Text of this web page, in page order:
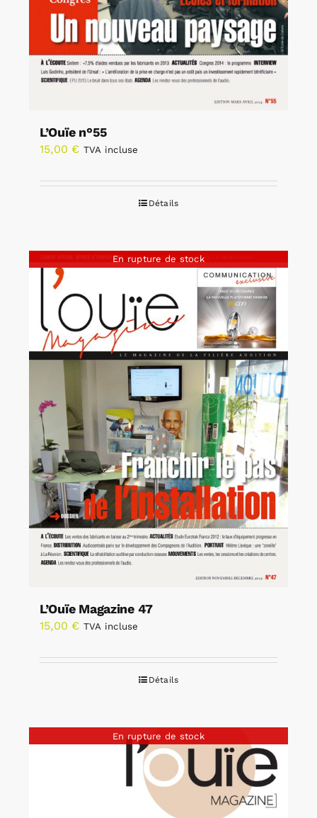
L’Ouïe n°55
15,00 € TVA incluse
Détails
En rupture de stock
L’Ouïe Magazine 47
15,00 € TVA incluse
Détails
En rupture de stock